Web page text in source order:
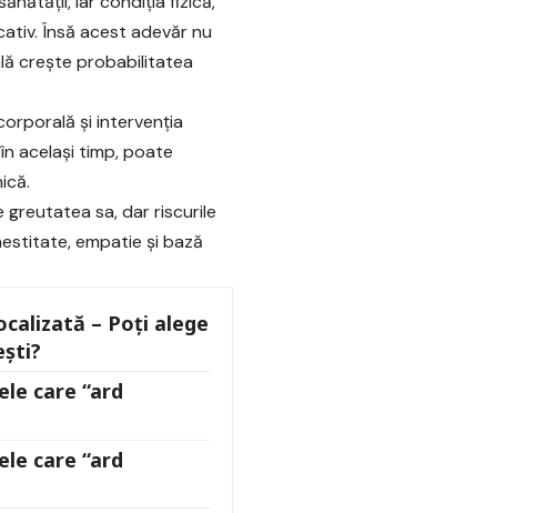
Însă acest adevăr nu
crește probabilitatea
și intervenția
același timp, poate
greutatea sa, dar riscurile
empatie și bază
– Poți alege
care “ard
care “ard